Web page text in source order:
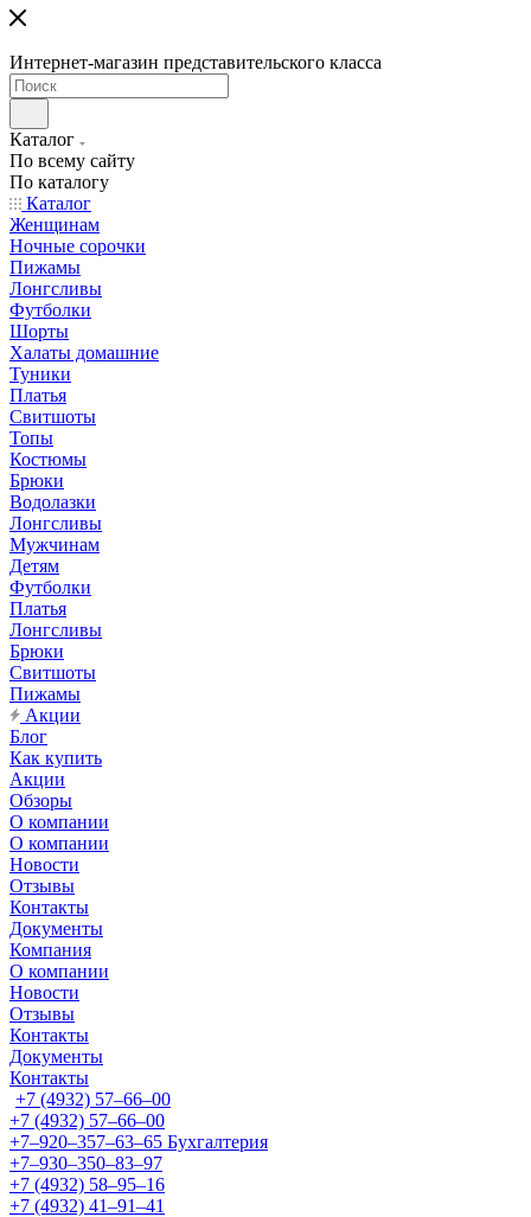
Интернет-магазин представительского класса
Каталог
По всему сайту
По каталогу
Каталог
Женщинам
Ночные сорочки
Пижамы
Лонгсливы
Футболки
Шорты
Халаты домашние
Туники
Платья
Свитшоты
Топы
Костюмы
Брюки
Водолазки
Лонгсливы
Мужчинам
Детям
Футболки
Платья
Лонгсливы
Брюки
Свитшоты
Пижамы
Акции
Блог
Как купить
Акции
Обзоры
О компании
О компании
Новости
Отзывы
Контакты
Документы
Компания
О компании
Новости
Отзывы
Контакты
Документы
Контакты
+7 (4932) 57‒66‒00
+7 (4932) 57‒66‒00
+7‒920‒357‒63‒65 Бухгалтерия
+7‒930‒350‒83‒97
+7 (4932) 58‒95‒16
+7 (4932) 41‒91‒41